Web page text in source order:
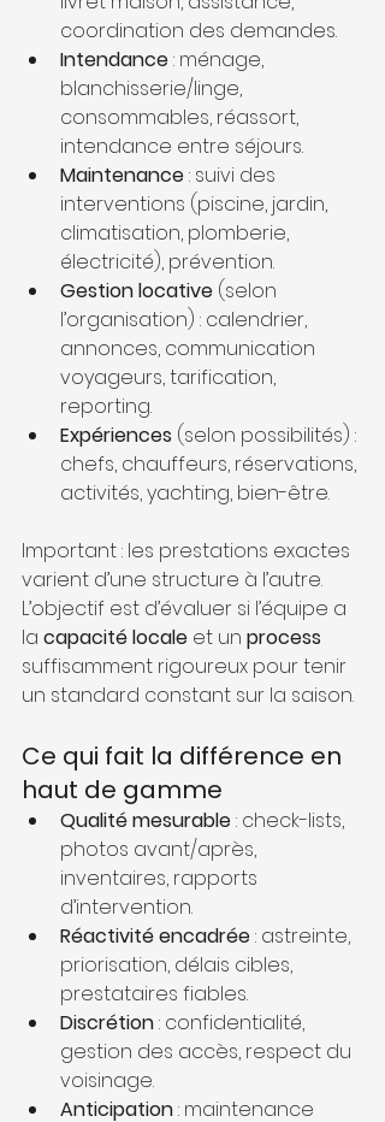
coordination des demandes.
Intendance : ménage,
blanchisserie/linge,
consommables, réassort,
intendance entre séjours.
Maintenance : suivi des
interventions (piscine, jardin,
climatisation, plomberie,
électricité), prévention.
Gestion locative (selon
l’organisation) : calendrier,
annonces, communication
voyageurs, tarification,
reporting.
Expériences (selon possibilités) :
chefs, chauffeurs, réservations,
activités, yachting, bien-être.
Important : les prestations exactes
varient d’une structure à l’autre.
L’objectif est d’évaluer si l’équipe a
la capacité locale et un process
suffisamment rigoureux pour tenir
un standard constant sur la saison.
Ce qui fait la différence en
haut de gamme
Qualité mesurable : check-lists,
photos avant/après,
inventaires, rapports
d’intervention.
Réactivité encadrée : astreinte,
priorisation, délais cibles,
prestataires fiables.
Discrétion : confidentialité,
gestion des accès, respect du
voisinage.
Anticipation : maintenance